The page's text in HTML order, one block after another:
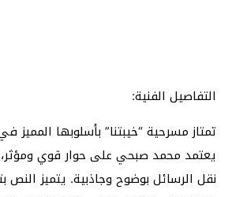
التفاصيل الفنية:
تمتاز مسرحية “خيبتنا” بأسلوبها المميز
يعتمد محمد صبحي على حوار قوي
نقل الرسائل بوضوح وجاذبية. يتميز النص